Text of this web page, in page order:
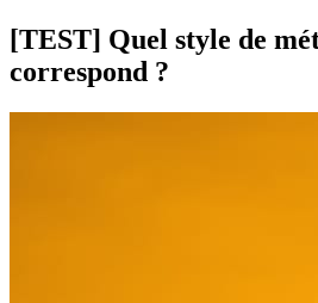
[TEST] Quel style de
correspond ?